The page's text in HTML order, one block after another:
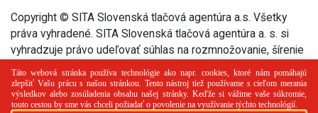
Copyright © SITA Slovenská tlačová agentúra a.s. Všetky
práva vyhradené. SITA Slovenská tlačová agentúra a. s. si
vyhradzuje právo udeľovať súhlas na rozmnožovanie, šírenie